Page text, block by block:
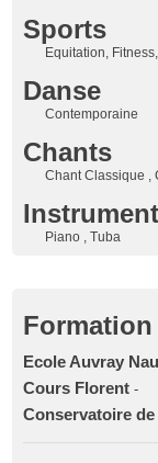
Sports
Equitation,
Danse
Contemporaine
Chants
Chant Classique ,
Piano , Tuba
Formation
Ecole Auvray
Cours Florent -
Conservatoire de